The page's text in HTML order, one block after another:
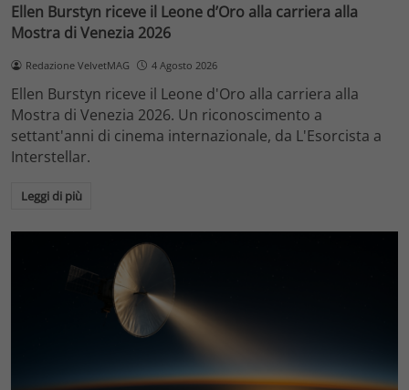
Ellen Burstyn riceve il Leone d’Oro alla carriera alla
Mostra di Venezia 2026
Redazione VelvetMAG 4 Agosto 2026
Ellen Burstyn riceve il Leone d'Oro alla carriera alla
Mostra di Venezia 2026. Un riconoscimento a
settant'anni di cinema internazionale, da L'Esorcista a
Interstellar.
Leggi di più